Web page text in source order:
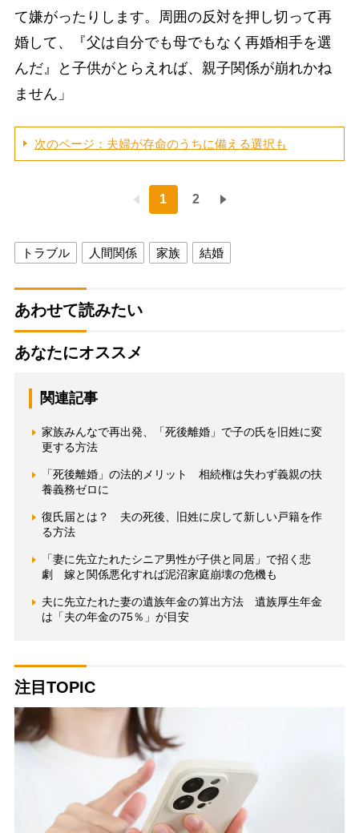
て嫌がったりします。周囲の反対を押し切って再
婚して、『父は自分でも母でもなく再婚相手を選
んだ』と子供がとらえれば、親子関係が崩れかね
ません」
次のページ：夫婦が存命のうちに備える選択も
1 2
トラブル 人間関係 家族 結婚
あわせて読みたい
あなたにオススメ
関連記事
家族みんなで再出発、「死後離婚」で子の氏を旧姓に変
更する方法
「死後離婚」の法的メリット 相続権は失わず義親の扶
養義務ゼロに
復氏届とは？ 夫の死後、旧姓に戻して新しい戸籍を作
る方法
「妻に先立たれたシニア男性が子供と同居」で招く悲
劇 嫁と関係悪化すれば泥沼家庭崩壊の危機も
夫に先立たれた妻の遺族年金の算出方法 遺族厚生年金
は「夫の年金の75％」が目安
注目TOPIC